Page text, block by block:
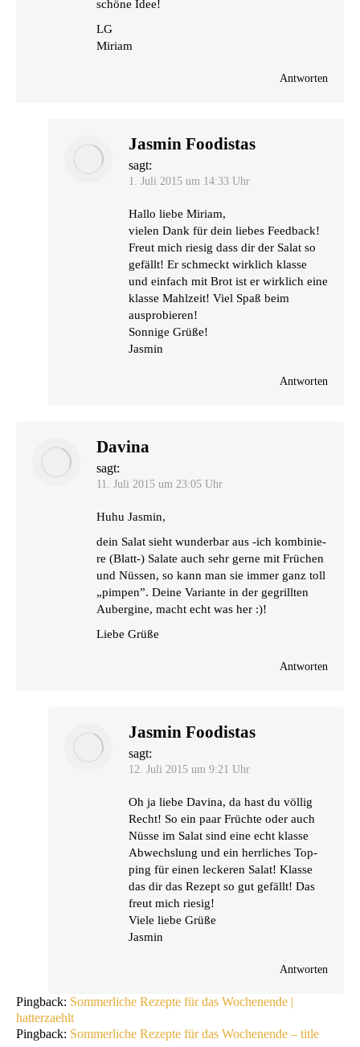
schö­ne Idee!
LG
Miriam
Antworten
Jasmin Foodistas
sagt:
1. Juli 2015 um 14:33 Uhr
Hal­lo lie­be Miriam,
vie­len Dank für dein lie­bes Feed­back!
Freut mich rie­sig dass dir der Salat so
gefällt! Er schmeckt wirk­lich klas­se
und ein­fach mit Brot ist er wirk­lich eine
klas­se Mahl­zeit! Viel Spaß beim
ausprobieren!
Son­ni­ge Grüße!
Jasmin
Antworten
Davina
sagt:
11. Juli 2015 um 23:05 Uhr
Huhu Jas­min,
dein Salat sieht wun­der­bar aus ‑ich kom­bi­nie­
re (Blatt-) Sala­te auch sehr ger­ne mit Frü­chen
und Nüs­sen, so kann man sie immer ganz toll
„pim­pen”. Dei­ne Vari­an­te in der gegrill­ten
Auber­gi­ne, macht echt was her :)!
Lie­be Grüße
Antworten
Jasmin Foodistas
sagt:
12. Juli 2015 um 9:21 Uhr
Oh ja lie­be Davina, da hast du völ­lig
Recht! So ein paar Früch­te oder auch
Nüs­se im Salat sind eine echt klas­se
Abwechs­lung und ein herr­li­ches Top­
ping für einen lecke­ren Salat! Klas­se
das dir das Rezept so gut gefällt! Das
freut mich riesig!
Vie­le lie­be Grüße
Jasmin
Antworten
Pingback: Sommerliche Rezepte für das Wochenende |
hatterzaehlt
Pingback: Sommerliche Rezepte für das Wochenende – title